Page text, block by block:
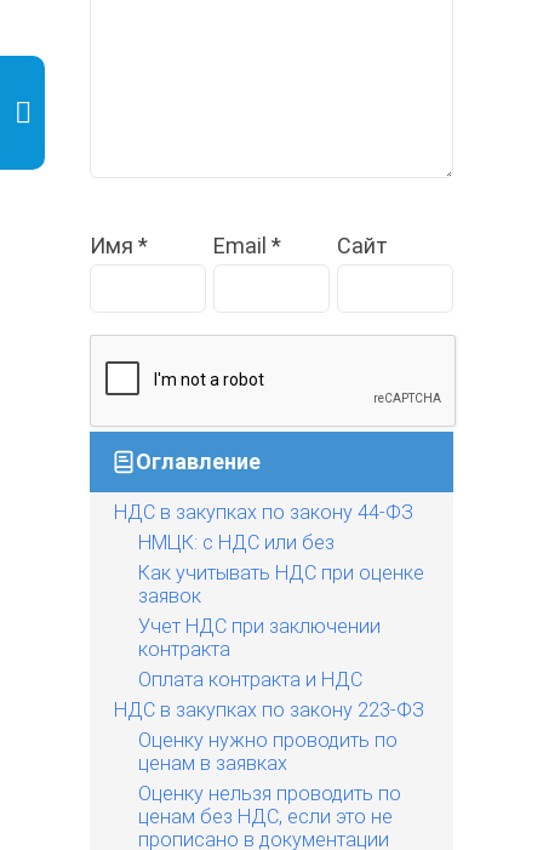
Имя * Email * Сайт
Оглавление
НДС в закупках по закону 44-ФЗ
НМЦК: с НДС или без
Как учитывать НДС при оценке
заявок
Учет НДС при заключении
контракта
Оплата контракта и НДС
НДС в закупках по закону 223-ФЗ
Оценку нужно проводить по
ценам в заявках
Оценку нельзя проводить по
ценам без НДС, если это не
прописано в документации